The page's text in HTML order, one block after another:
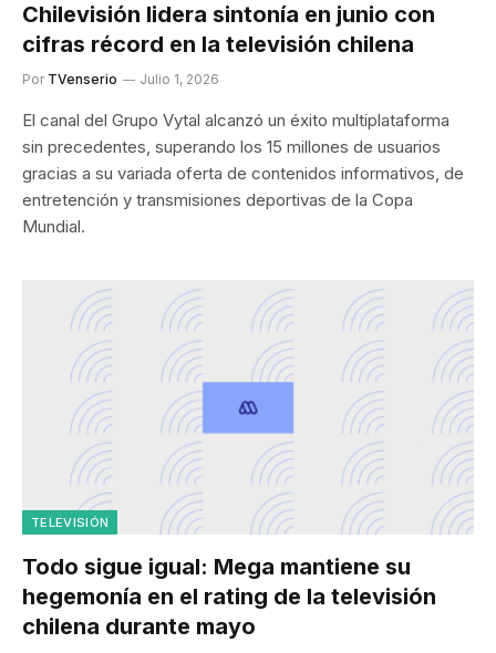
Chilevisión lidera sintonía en junio con
cifras récord en la televisión chilena
Por TVenserio Julio 1, 2026
El canal del Grupo Vytal alcanzó un éxito multiplataforma
sin precedentes, superando los 15 millones de usuarios
gracias a su variada oferta de contenidos informativos, de
entretención y transmisiones deportivas de la Copa
Mundial.
TELEVISIÓN
Todo sigue igual: Mega mantiene su
hegemonía en el rating de la televisión
chilena durante mayo